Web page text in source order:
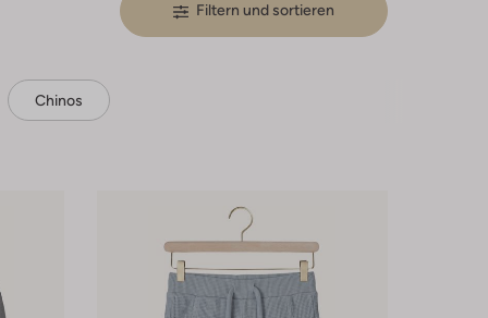
Filtern und sortieren
Chinos